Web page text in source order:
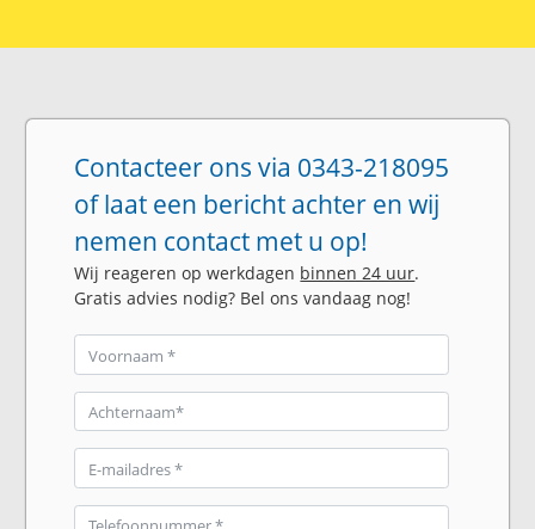
Contacteer ons via 0343-218095
of laat een bericht achter en wij
nemen contact met u op!
Wij reageren op werkdagen binnen 24 uur.
Gratis advies nodig? Bel ons vandaag nog!